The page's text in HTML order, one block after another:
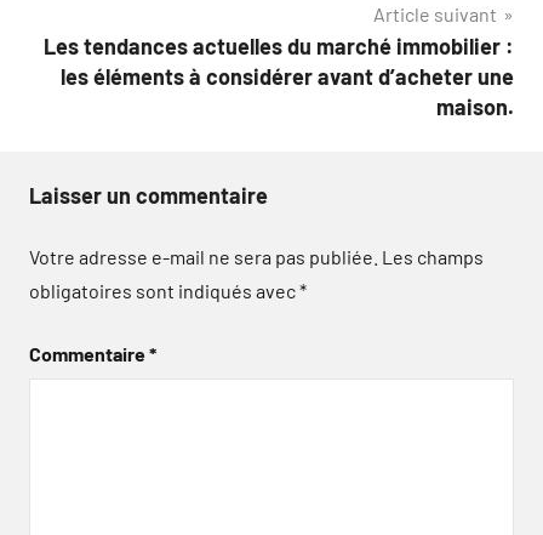
Article suivant
Les tendances actuelles du marché immobilier :
les éléments à considérer avant d’acheter une
maison.
Laisser un commentaire
Votre adresse e-mail ne sera pas publiée. Les champs
obligatoires sont indiqués avec*
Commentaire*